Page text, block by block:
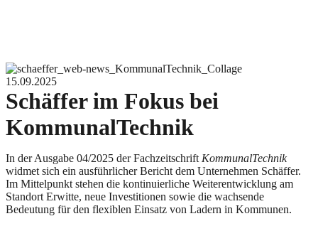
15.09.2025
Schäffer im Fokus bei
KommunalTechnik
In der Ausgabe 04/2025 der Fachzeitschrift KommunalTechnik
widmet sich ein ausführlicher Bericht dem Unternehmen Schäffer.
Im Mittelpunkt stehen die kontinuierliche Weiterentwicklung am
Standort Erwitte, neue Investitionen sowie die wachsende
Bedeutung für den flexiblen Einsatz von Ladern in Kommunen.